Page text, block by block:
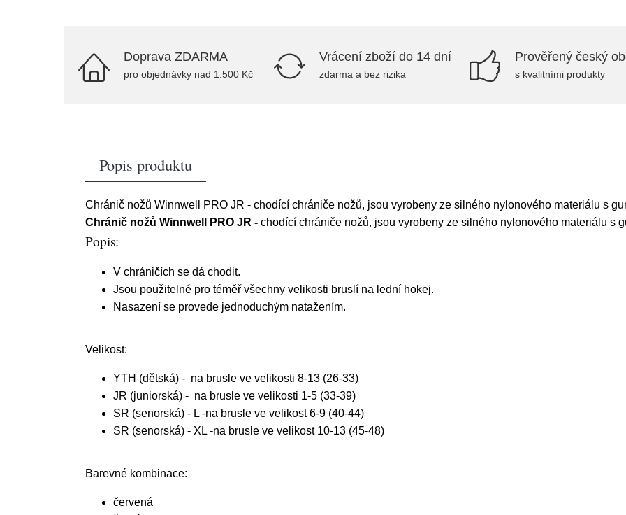
Doprava ZDARMA
pro objednávky nad 1.500 Kč
Vrácení zboží do 14 dní
zdarma a bez rizika
Prověřený český
s kvalitními produkty
Popis produktu
Chránič nožů Winnwell PRO JR - chodící chrániče nožů, jsou vyrobeny ze silného nylonového materiálu s
Chránič nožů Winnwell PRO JR - chodící chrániče nožů, jsou vyrobeny ze silného nylonového materiálu s
Popis:
V chráničích se dá chodit.
Jsou použitelné pro téměř všechny velikosti bruslí na lední hokej.
Nasazení se provede jednoduchým natažením.
Velikost:
YTH (dětská) - na brusle ve velikosti 8-13 (26-33)
JR (juniorská) - na brusle ve velikosti 1-5 (33-39)
SR (senorská) - L -na brusle ve velikost 6-9 (40-44)
SR (senorská) - XL -na brusle ve velikost 10-13 (45-48)
Barevné kombinace:
červená